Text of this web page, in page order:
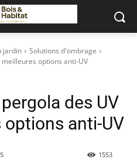
jardin
Solutions d'ombrage
options anti-UV
des UV
options anti-UV
1553